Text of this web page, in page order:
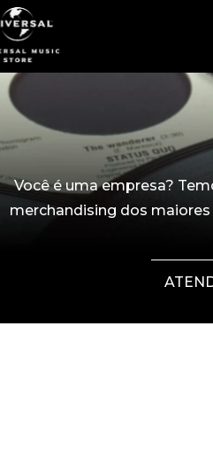
Você é uma empresa?
merchandising dos